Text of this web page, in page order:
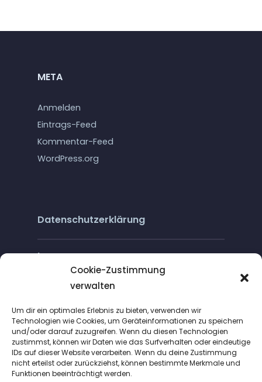
Cookie-Zustimmung
verwalten
Um dir ein optimales Erlebnis zu bieten, verwenden wir
Technologien wie Cookies, um Geräteinformationen zu speichern
und/oder darauf zuzugreifen. Wenn du diesen Technologien
zustimmst, können wir Daten wie das Surfverhalten oder eindeutige
IDs auf dieser Website verarbeiten. Wenn du deine Zustimmung
nicht erteilst oder zurückziehst, können bestimmte Merkmale und
Funktionen beeinträchtigt werden.
META
Anmelden
Eintrags-Feed
Kommentar-Feed
WordPress.org
Datenschutzerklärung
Impressum
Cookie-Richtlinie (EU)